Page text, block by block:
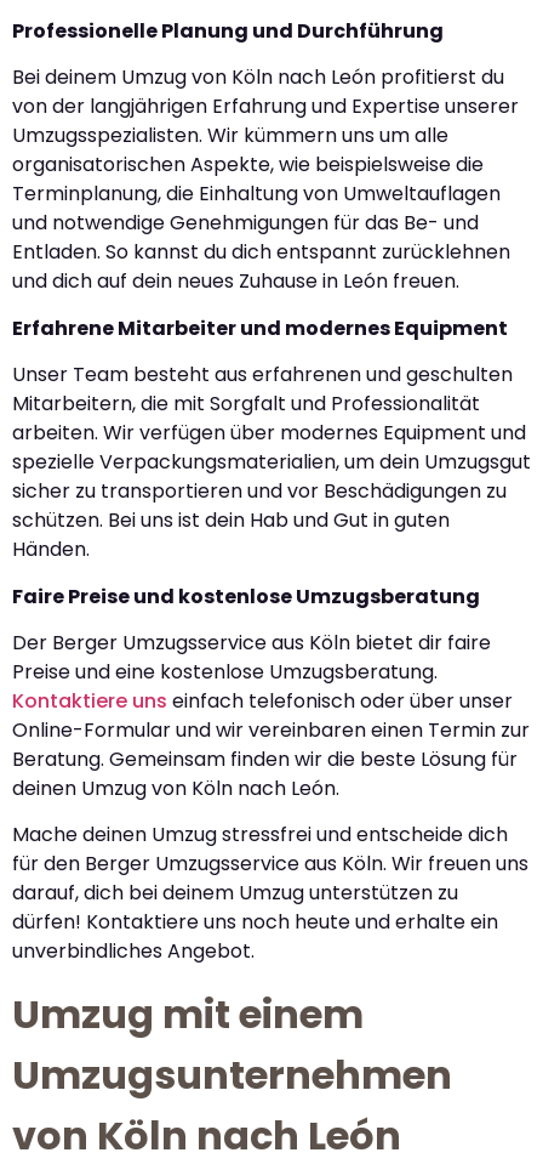
Professionelle Planung und Durchführung
Bei deinem Umzug von Köln nach León profitierst du
von der langjährigen Erfahrung und Expertise unserer
Umzugsspezialisten. Wir kümmern uns um alle
organisatorischen Aspekte, wie beispielsweise die
Terminplanung, die Einhaltung von Umweltauflagen
und notwendige Genehmigungen für das Be- und
Entladen. So kannst du dich entspannt zurücklehnen
und dich auf dein neues Zuhause in León freuen.
Erfahrene Mitarbeiter und modernes Equipment
Unser Team besteht aus erfahrenen und geschulten
Mitarbeitern, die mit Sorgfalt und Professionalität
arbeiten. Wir verfügen über modernes Equipment und
spezielle Verpackungsmaterialien, um dein Umzugsgut
sicher zu transportieren und vor Beschädigungen zu
schützen. Bei uns ist dein Hab und Gut in guten
Händen.
Faire Preise und kostenlose Umzugsberatung
Der Berger Umzugsservice aus Köln bietet dir faire
Preise und eine kostenlose Umzugsberatung.
Kontaktiere uns einfach telefonisch oder über unser
Online-Formular und wir vereinbaren einen Termin zur
Beratung. Gemeinsam finden wir die beste Lösung für
deinen Umzug von Köln nach León.
Mache deinen Umzug stressfrei und entscheide dich
für den Berger Umzugsservice aus Köln. Wir freuen uns
darauf, dich bei deinem Umzug unterstützen zu
dürfen! Kontaktiere uns noch heute und erhalte ein
unverbindliches Angebot.
Umzug mit einem
Umzugsunternehmen
von Köln nach León